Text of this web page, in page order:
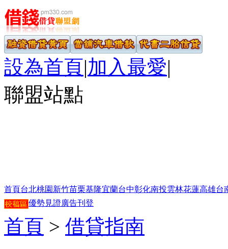
設為首頁|加入最愛|
聯盟站點
首頁台北桃園 新竹苗栗基隆宜蘭台中彰化南投雲林花蓮高雄台
優勢見證廣告刊登
首頁 > 借貸指南